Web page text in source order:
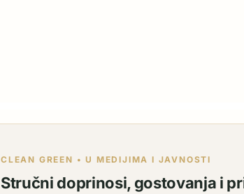
CLEAN GREEN • U MEDIJIMA I JAVNOSTI
Stručni doprinosi, gostovanja i